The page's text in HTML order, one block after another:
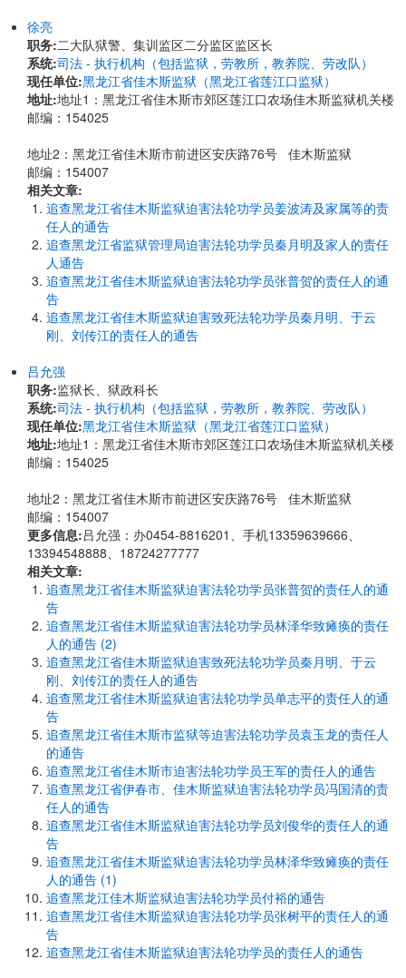
徐亮
职务:二大队狱警、集训监区二分监区监区长
系统:司法 - 执行机构（包括监狱，劳教所，教养院、劳改队）
现任单位:黑龙江省佳木斯监狱（黑龙江省莲江口监狱）
地址:地址1：黑龙江省佳木斯市郊区莲江口农场佳木斯监狱机关楼
邮编：154025
地址2：黑龙江省佳木斯市前进区安庆路76号 佳木斯监狱
邮编：154007
相关文章:
追查黑龙江省佳木斯监狱迫害法轮功学员姜波涛及家属等的责
任人的通告
追查黑龙江省监狱管理局迫害法轮功学员秦月明及家人的责任
人通告
追查黑龙江省佳木斯监狱迫害法轮功学员张普贺的责任人的通
告
追查黑龙江省佳木斯监狱迫害致死法轮功学员秦月明、于云
刚、刘传江的责任人的通告
吕允强
职务:监狱长、狱政科长
系统:司法 - 执行机构（包括监狱，劳教所，教养院、劳改队）
现任单位:黑龙江省佳木斯监狱（黑龙江省莲江口监狱）
地址:地址1：黑龙江省佳木斯市郊区莲江口农场佳木斯监狱机关楼
邮编：154025
地址2：黑龙江省佳木斯市前进区安庆路76号 佳木斯监狱
邮编：154007
更多信息:吕允强：办0454-8816201、手机13359639666、
13394548888、18724277777
相关文章:
追查黑龙江省佳木斯监狱迫害法轮功学员张普贺的责任人的通
告
追查黑龙江省佳木斯监狱迫害法轮功学员林泽华致瘫痪的责任
人的通告 (2)
追查黑龙江省佳木斯监狱迫害致死法轮功学员秦月明、于云
刚、刘传江的责任人的通告
追查黑龙江省佳木斯监狱迫害法轮功学员单志平的责任人的通
告
追查黑龙江省佳木斯市监狱等迫害法轮功学员袁玉龙的责任人
的通告
追查黑龙江省佳木斯市迫害法轮功学员王军的责任人的通告
追查黑龙江省伊春市、佳木斯监狱迫害法轮功学员冯国清的责
任人的通告
追查黑龙江省佳木斯监狱迫害法轮功学员刘俊华的责任人的通
告
追查黑龙江省佳木斯监狱迫害法轮功学员林泽华致瘫痪的责任
人的通告 (1)
追查黑龙江佳木斯监狱迫害法轮功学员付裕的通告
追查黑龙江省佳木斯监狱迫害法轮功学员张树平的责任人的通
告
追查黑龙江省佳木斯监狱迫害法轮功学员的责任人的通告